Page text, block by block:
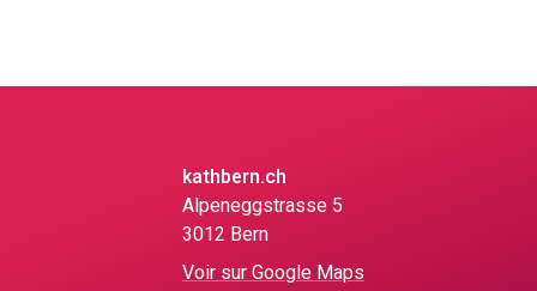
kathbern.ch
Alpeneggstrasse 5
3012 Bern
Voir sur Google Maps